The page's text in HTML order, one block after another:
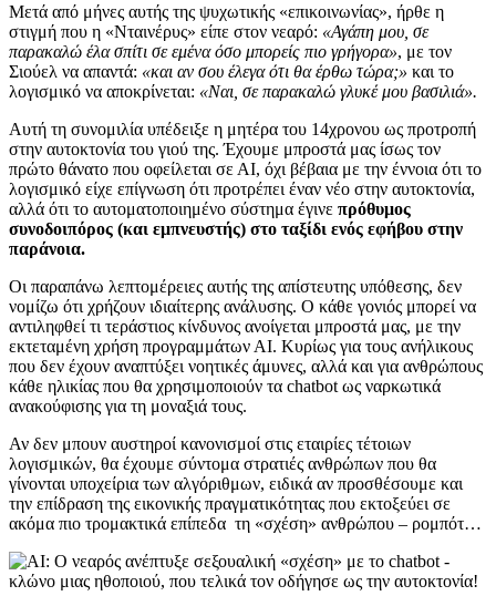
Μετά από μήνες αυτής της ψυχωτικής «επικοινωνίας», ήρθε η
στιγμή που η «Νταινέρυς» είπε στον νεαρό: «Αγάπη μου, σε
παρακαλώ έλα σπίτι σε εμένα όσο μπορείς πιο γρήγορα», με τον
Σιούελ να απαντά: «και αν σου έλεγα ότι θα έρθω τώρα;» και το
λογισμικό να αποκρίνεται: «Ναι, σε παρακαλώ γλυκέ μου βασιλιά».
Αυτή τη συνομιλία υπέδειξε η μητέρα του 14χρονου ως προτροπή
στην αυτοκτονία του γιού της. Έχουμε μπροστά μας ίσως τον
πρώτο θάνατο που οφείλεται σε ΑΙ, όχι βέβαια με την έννοια ότι το
λογισμικό είχε επίγνωση ότι προτρέπει έναν νέο στην αυτοκτονία,
αλλά ότι το αυτοματοποιημένο σύστημα έγινε πρόθυμος
συνοδοιπόρος (και εμπνευστής) στο ταξίδι ενός εφήβου στην
παράνοια.
Οι παραπάνω λεπτομέρειες αυτής της απίστευτης υπόθεσης, δεν
νομίζω ότι χρήζουν ιδιαίτερης ανάλυσης. Ο κάθε γονιός μπορεί να
αντιληφθεί τι τεράστιος κίνδυνος ανοίγεται μπροστά μας, με την
εκτεταμένη χρήση προγραμμάτων ΑΙ. Κυρίως για τους ανήλικους
που δεν έχουν αναπτύξει νοητικές άμυνες, αλλά και για ανθρώπους
κάθε ηλικίας που θα χρησιμοποιούν τα chatbot ως ναρκωτικά
ανακούφισης για τη μοναξιά τους.
Αν δεν μπουν αυστηροί κανονισμοί στις εταιρίες τέτοιων
λογισμικών, θα έχουμε σύντομα στρατιές ανθρώπων που θα
γίνονται υποχείρια των αλγόριθμων, ειδικά αν προσθέσουμε και
την επίδραση της εικονικής πραγματικότητας που εκτοξεύει σε
ακόμα πιο τρομακτικά επίπεδα τη «σχέση» ανθρώπου – ρομπότ…